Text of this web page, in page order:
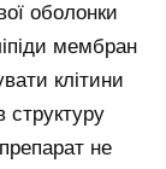
оболонки
мембран
клітини
структуру
не